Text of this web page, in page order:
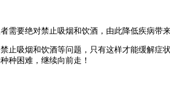
要绝对禁止吸烟和饮酒，由此降低疾病带来
吸烟和饮酒等问题，只有这样才能缓解症
种困难，继续向前走！